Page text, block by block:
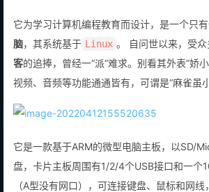
它为学习计算机编程教育而设计，是一个只
脑，其系统基于 Linux 。 自问世以来，受众
客的追捧，曾经一“派”难求。别看其外表“娇小
视频、音频等功能通通皆有，可谓是“麻雀虽
它是一款基于ARM的微型电脑主板，以SD/
盘，卡片主板周围有1/2/4个USB接口和一个
（A型没有网口），可连接键盘、鼠标和网